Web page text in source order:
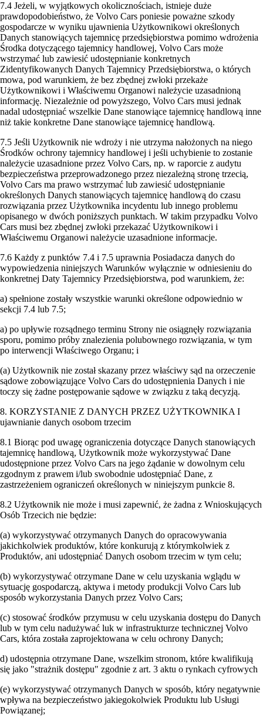
7.4 Jeżeli, w wyjątkowych okolicznościach, istnieje duże
prawdopodobieństwo, że Volvo Cars poniesie poważne szkody
gospodarcze w wyniku ujawnienia Użytkownikowi określonych
Danych stanowiących tajemnicę przedsiębiorstwa pomimo wdrożenia
Środka dotyczącego tajemnicy handlowej, Volvo Cars może
wstrzymać lub zawiesić udostępnianie konkretnych
Zidentyfikowanych Danych Tajemnicy Przedsiębiorstwa, o których
mowa, pod warunkiem, że bez zbędnej zwłoki przekaże
Użytkownikowi i Właściwemu Organowi należycie uzasadnioną
informację. Niezależnie od powyższego, Volvo Cars musi jednak
nadal udostępniać wszelkie Dane stanowiące tajemnicę handlową inne
niż takie konkretne Dane stanowiące tajemnicę handlową.
7.5 Jeśli Użytkownik nie wdroży i nie utrzyma nałożonych na niego
Środków ochrony tajemnicy handlowej i jeśli uchybienie to zostanie
należycie uzasadnione przez Volvo Cars, np. w raporcie z audytu
bezpieczeństwa przeprowadzonego przez niezależną stronę trzecią,
Volvo Cars ma prawo wstrzymać lub zawiesić udostępnianie
określonych Danych stanowiących tajemnicę handlową do czasu
rozwiązania przez Użytkownika incydentu lub innego problemu
opisanego w dwóch poniższych punktach. W takim przypadku Volvo
Cars musi bez zbędnej zwłoki przekazać Użytkownikowi i
Właściwemu Organowi należycie uzasadnione informacje.
7.6 Każdy z punktów 7.4 i 7.5 uprawnia Posiadacza danych do
wypowiedzenia niniejszych Warunków wyłącznie w odniesieniu do
konkretnej Daty Tajemnicy Przedsiębiorstwa, pod warunkiem, że:
a) spełnione zostały wszystkie warunki określone odpowiednio w
sekcji 7.4 lub 7.5;
a) po upływie rozsądnego terminu Strony nie osiągnęły rozwiązania
sporu, pomimo próby znalezienia polubownego rozwiązania, w tym
po interwencji Właściwego Organu; i
(a) Użytkownik nie został skazany przez właściwy sąd na orzeczenie
sądowe zobowiązujące Volvo Cars do udostępnienia Danych i nie
toczy się żadne postępowanie sądowe w związku z taką decyzją.
8. KORZYSTANIE Z DANYCH PRZEZ UŻYTKOWNIKA I
ujawnianie danych osobom trzecim
8.1 Biorąc pod uwagę ograniczenia dotyczące Danych stanowiących
tajemnicę handlową, Użytkownik może wykorzystywać Dane
udostępnione przez Volvo Cars na jego żądanie w dowolnym celu
zgodnym z prawem i/lub swobodnie udostępniać Dane, z
zastrzeżeniem ograniczeń określonych w niniejszym punkcie 8.
8.2 Użytkownik nie może i musi zapewnić, że żadna z Wnioskujących
Osób Trzecich nie będzie:
(a) wykorzystywać otrzymanych Danych do opracowywania
jakichkolwiek produktów, które konkurują z którymkolwiek z
Produktów, ani udostępniać Danych osobom trzecim w tym celu;
(b) wykorzystywać otrzymane Dane w celu uzyskania wglądu w
sytuację gospodarczą, aktywa i metody produkcji Volvo Cars lub
sposób wykorzystania Danych przez Volvo Cars;
(c) stosować środków przymusu w celu uzyskania dostępu do Danych
lub w tym celu nadużywać luk w infrastrukturze technicznej Volvo
Cars, która została zaprojektowana w celu ochrony Danych;
d) udostępnia otrzymane Dane, wszelkim stronom, które kwalifikują
się jako "strażnik dostępu" zgodnie z art. 3 aktu o rynkach cyfrowych
(e) wykorzystywać otrzymanych Danych w sposób, który negatywnie
wpływa na bezpieczeństwo jakiegokolwiek Produktu lub Usługi
Powiązanej;